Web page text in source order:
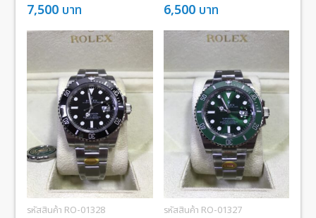
7,500 บาท 6,500 บาท
รหัสสินค้า RO-01328 รหัสสินค้า RO-01327